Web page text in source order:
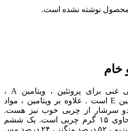
محصول نوشته نشده است.
خام
این خوراکی خوشمزه منبعی غنی برای پروتئین ، ویتامین A ،
ویتامین C ، و هم‌چنین ویتامین E است . علاوه بر ویتامین ، مواد
سرشار از چربی خوب نیز هست.
یک‌چهارم فنجان تخمه کدو حاوی ۱۵ گرم چربی است. یک ‌ششم
فنجان تخمه کدو ۴۶ درصد منیزیم ، ۵۲ درصد منگنز ، ۲۴ درصد مس